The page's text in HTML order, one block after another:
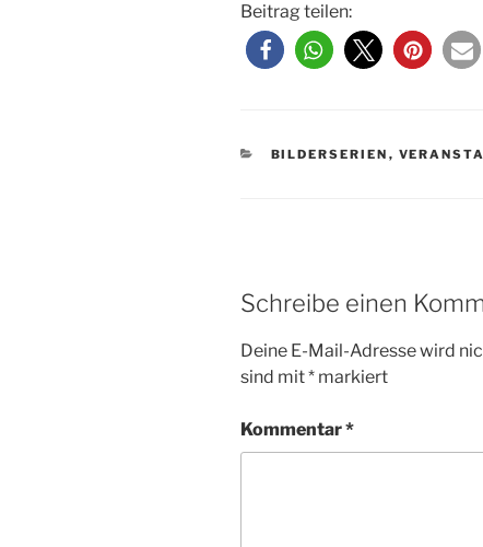
Beitrag teilen:
KATEGORIEN
BILDERSERIEN ,
Schreibe einen
Deine E-Mail-Adresse wird
sind mit* markiert
Kommentar*